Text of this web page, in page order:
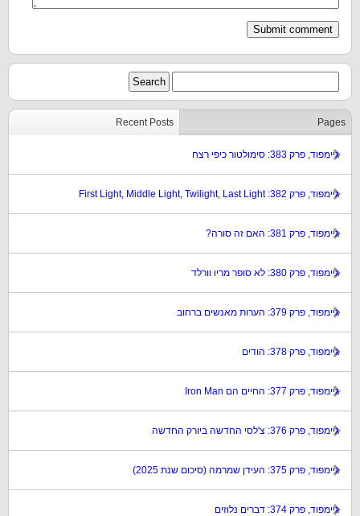
Recent Posts Pages
גיימפוד, פרק 383: סימולטור כיפי רצח
גיימפוד, פרק 382: First Light, Middle Light, Twilight, Last Light
גיימפוד, פרק 381: האם זה סורה?
גיימפוד, פרק 380: לא סופר מריו וורלד
גיימפוד, פרק 379: הערות מאנשים ברחוב
גיימפוד, פרק 378: הודים
גיימפוד, פרק 377: החיים הם Iron Man
גיימפוד, פרק 376: צ'לסי החדשה ביורק החדשה
גיימפוד, פרק 375: העידן שמרמה (סיכום שנת 2025)
גיימפוד, פרק 374: דברים נלוזים